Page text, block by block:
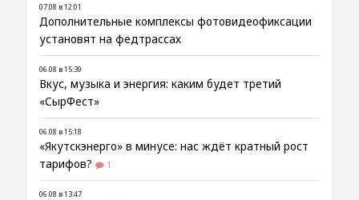
07.08 в 12:01
Дополнительные комплексы фотовидеофиксации
установят на федтрассах
06.08 в 15:39
Вкус, музыка и энергия: каким будет третий
«СырФест»
06.08 в 15:18
«Якутскэнерго» в минусе: нас ждёт кратный рост
тарифов?
1
06.08 в 13:47